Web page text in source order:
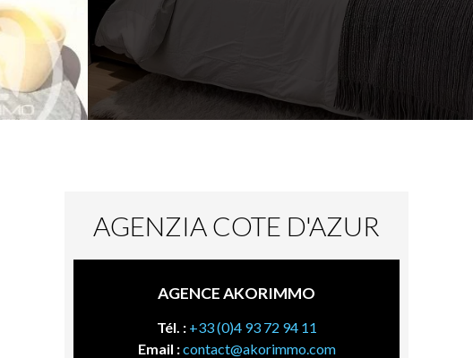
AGENZIA COTE D'AZUR
AGENCE AKORIMMO
Tél. : +33 (0)4 93 72 94 11
Email :contact@akorimmo.com